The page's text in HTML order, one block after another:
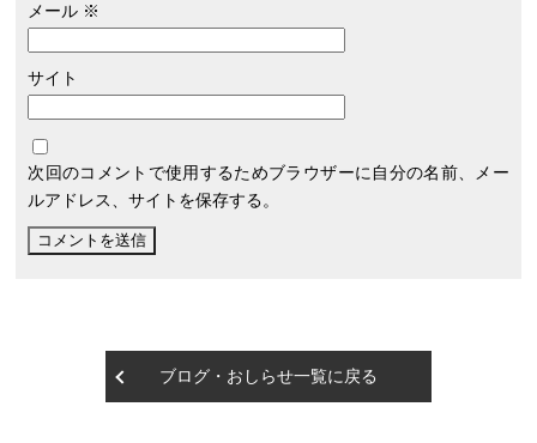
メール ※
サイト
次回のコメントで使用するためブラウザーに自分の名前、メー
ルアドレス、サイトを保存する。
ブログ・おしらせ一覧に戻る